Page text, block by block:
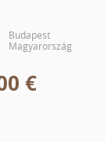
Budapest
Magyarország
€